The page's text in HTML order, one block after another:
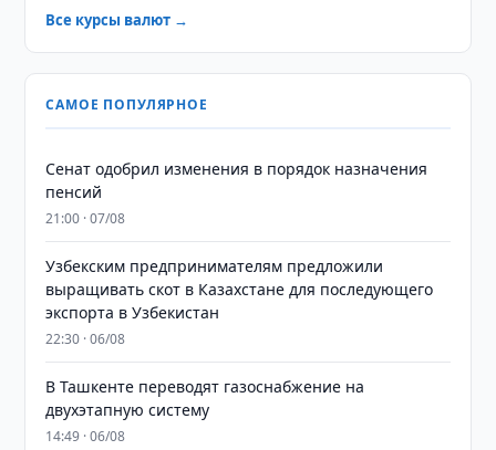
Все курсы валют →
САМОЕ ПОПУЛЯРНОЕ
Сенат одобрил изменения в порядок назначения
пенсий
21:00 · 07/08
Узбекским предпринимателям предложили
выращивать скот в Казахстане для последующего
экспорта в Узбекистан
22:30 · 06/08
В Ташкенте переводят газоснабжение на
двухэтапную систему
14:49 · 06/08